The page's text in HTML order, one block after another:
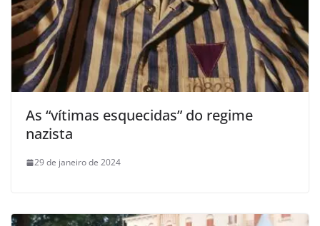
As “vítimas esquecidas” do regime
nazista
29 de janeiro de 2024